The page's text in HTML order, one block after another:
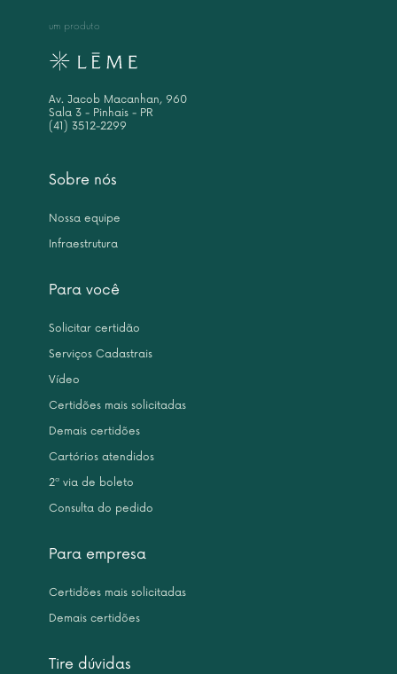
Sobre nós
Nossa equipe
Infraestrutura
Para você
Solicitar certidão
Serviços Cadastrais
Vídeo
Certidões mais solicitadas
Demais certidões
Cartórios atendidos
2ª via de boleto
Consulta do pedido
Para empresa
Certidões mais solicitadas
Demais certidões
Tire dúvidas
um produto
Av. Jacob Macanhan, 960
Sala 3 - Pinhais - PR
(41) 3512-2299